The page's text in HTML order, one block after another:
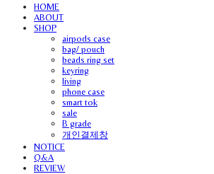
HOME
ABOUT
SHOP
airpods case
bag/ pouch
beads ring set
keyring
living
phone case
smart tok
sale
B grade
개인결제창
NOTICE
Q&A
REVIEW